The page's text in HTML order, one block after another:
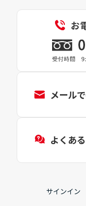
メール
よくあ
サインイン